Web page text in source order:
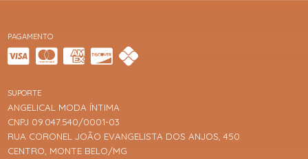
PAGAMENTO
SUPORTE
ANGELICAL MODA ÍNTIMA
CNPJ 09.047.540/0001-03
RUA CORONEL JOÃO EVANGELISTA DOS ANJOS, 450
CENTRO, MONTE BELO/MG